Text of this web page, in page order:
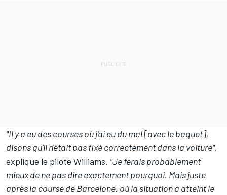
"Il y a eu des courses où j'ai eu du mal [avec le baquet],
disons qu'il n'était pas fixé correctement dans la voiture",
explique le pilote Williams. "Je ferais probablement
mieux de ne pas dire exactement pourquoi. Mais juste
après la course de Barcelone, où la situation a atteint le